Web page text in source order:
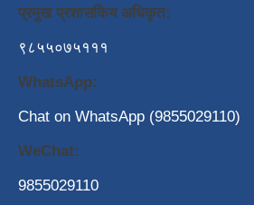
प्रमुख प्रशासकिय अधिकृत:
९८५५०७५१११
WhatsApp:
Chat on WhatsApp (9855029110)
WeChat:
9855029110